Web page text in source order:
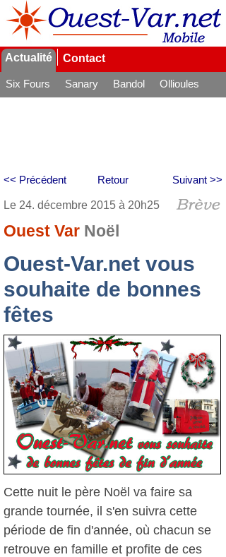
Actualité Contact
Six Fours Sanary Bandol
Ollioules
Retour
<< Précédent Suivant >>
Le 24. décembre 2015 à 20h25
Ouest Var Noël
Ouest-Var.net vous
souhaite de bonnes
fêtes
Cette nuit le père Noël va faire sa
grande tournée, il s'en suivra cette
période de fin d'année, où chacun se
retrouve en famille et profite de ces